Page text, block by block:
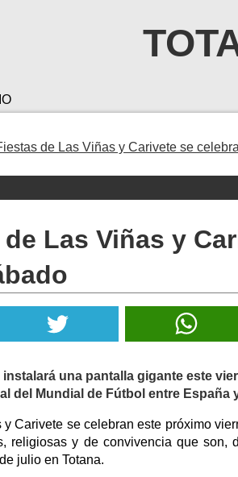
de Las Viñas y Carivete se
Las Viñas y
una pantalla gigante este
del Mundial de Fútbol entre España
Carivete se celebran este próximo
religiosas y de convivencia que
julio en Totana.